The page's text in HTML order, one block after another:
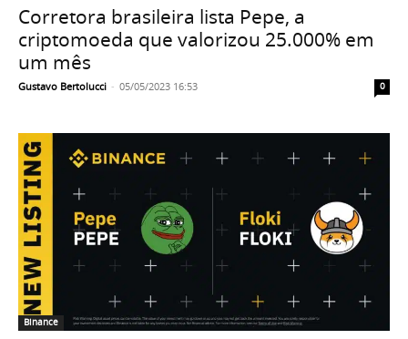
Corretora brasileira lista Pepe, a
criptomoeda que valorizou 25.000% em
um mês
Gustavo Bertolucci - 05/05/2023 16:53 0
Binance